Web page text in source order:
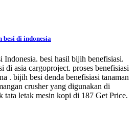
besi di indonesia
Indonesia. besi hasil bijih benefisiasi.
di asia cargoproject. proses benefisiasi
. bijih besi denda benefisiasi tanaman
crusher yang digunakan di
tata letak mesin kopi di 187 Get Price.